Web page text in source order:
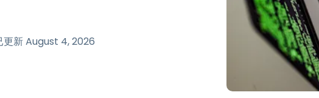
财务与会
查看所有
更新August 4, 2026